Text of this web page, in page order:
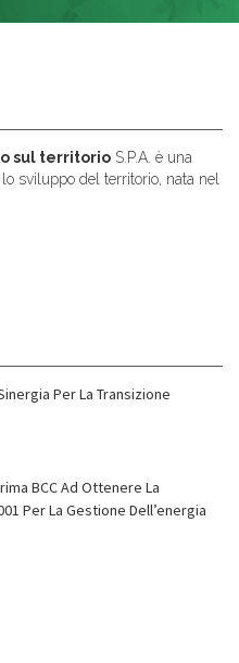
sul territorio S.P.A. è una
sviluppo del territorio, nata nel
Per La Transizione
BCC Ad Ottenere La
Per La Gestione Dell’energia